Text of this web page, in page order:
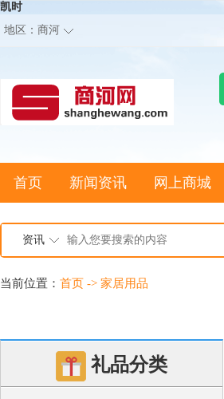
凯时
地区： 商河
首页 新闻资讯 网上商城
资讯
当前位置： 首页 -> 家居用品
礼品分类